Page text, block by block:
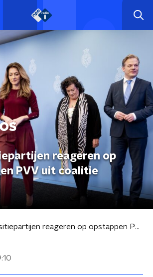
reageren op
PVV uit coalitie
Oppositiepartijen reageren op opstappen PVV uit coalitie